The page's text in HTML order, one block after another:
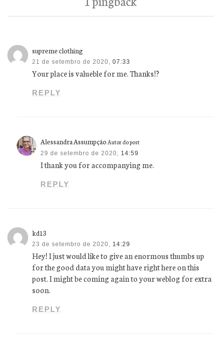
supreme clothing
21 de setembro de 2020, 07:33
Your place is valueble for me. Thanks!?
REPLY
Alessandra Assumpção Autor do post
29 de setembro de 2020, 14:59
I thank you for accompanying me.
REPLY
kd13
23 de setembro de 2020, 14:29
Hey! I just would like to give an enormous thumbs up
for the good data you might have right here on this
post. I might be coming again to your weblog for extra
soon.
REPLY